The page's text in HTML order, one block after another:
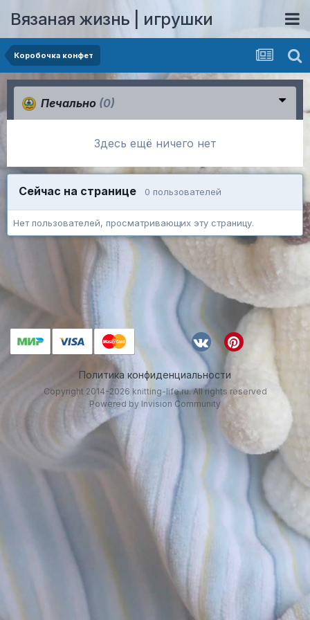
Вязаная жизнь | игрушки
Коробочка конфет
Печально (0)
Здесь ещё ничего нет
Сейчас на странице 0 пользователей
Нет пользователей, просматривающих эту страницу.
Политика конфиденциальности
Copyright 2014-2026 knitting-life.ru. All rights reserved
Powered by Invision Community